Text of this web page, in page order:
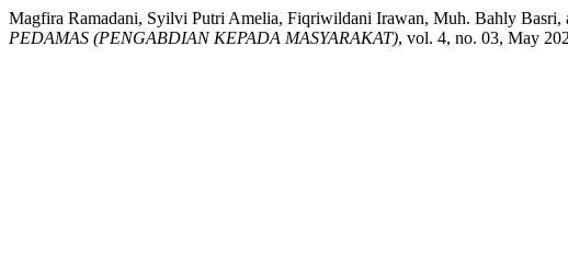
Magfira Ramadani, Syilvi Putri Amelia, Fiqriwildani Irawan, Muh. Bahly
PEDAMAS (PENGABDIAN KEPADA MASYARAKAT), vol. 4, no. 03, May